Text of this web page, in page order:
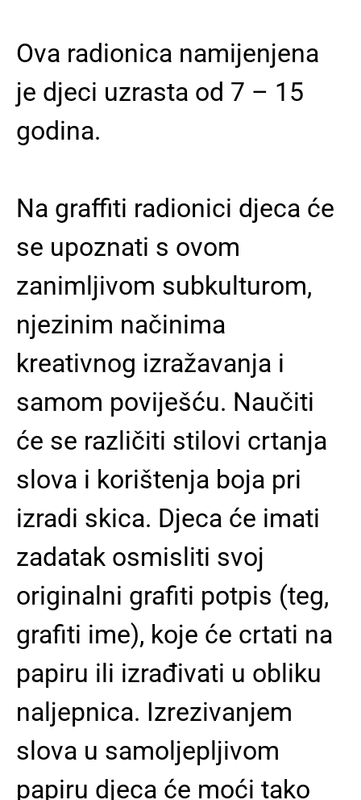
Ova radionica namijenjena
je djeci uzrasta od 7 – 15
godina.
Na graffiti radionici djeca će
se upoznati s ovom
zanimljivom subkulturom,
njezinim načinima
kreativnog izražavanja i
samom poviješću. Naučiti
će se različiti stilovi crtanja
slova i korištenja boja pri
izradi skica. Djeca će imati
zadatak osmisliti svoj
originalni grafiti potpis (teg,
grafiti ime), koje će crtati na
papiru ili izrađivati u obliku
naljepnica. Izrezivanjem
slova u samoljepljivom
papiru djeca će moći tako